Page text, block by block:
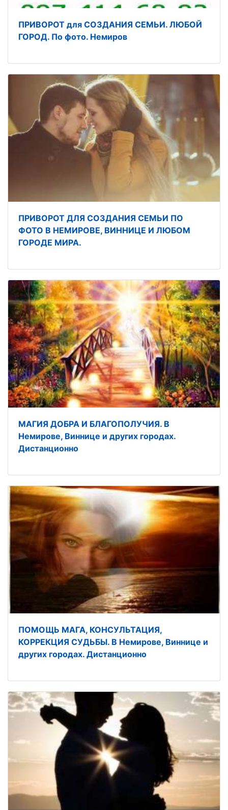
ПРИВОРОТ для СОЗДАНИЯ СЕМЬИ. ЛЮБОЙ
ГОРОД. По фото. Немиров
ПРИВОРОТ ДЛЯ СОЗДАНИЯ СЕМЬИ ПО
ФОТО В НЕМИРОВЕ, ВИННИЦЕ И ЛЮБОМ
ГОРОДЕ МИРА.
МАГИЯ ДОБРА И БЛАГОПОЛУЧИЯ. В
Немирове, Виннице и других городах.
Дистанционно
ПОМОЩЬ МАГА, КОНСУЛЬТАЦИЯ,
КОРРЕКЦИЯ СУДЬБЫ. В Немирове, Виннице и
других городах. Дистанционно